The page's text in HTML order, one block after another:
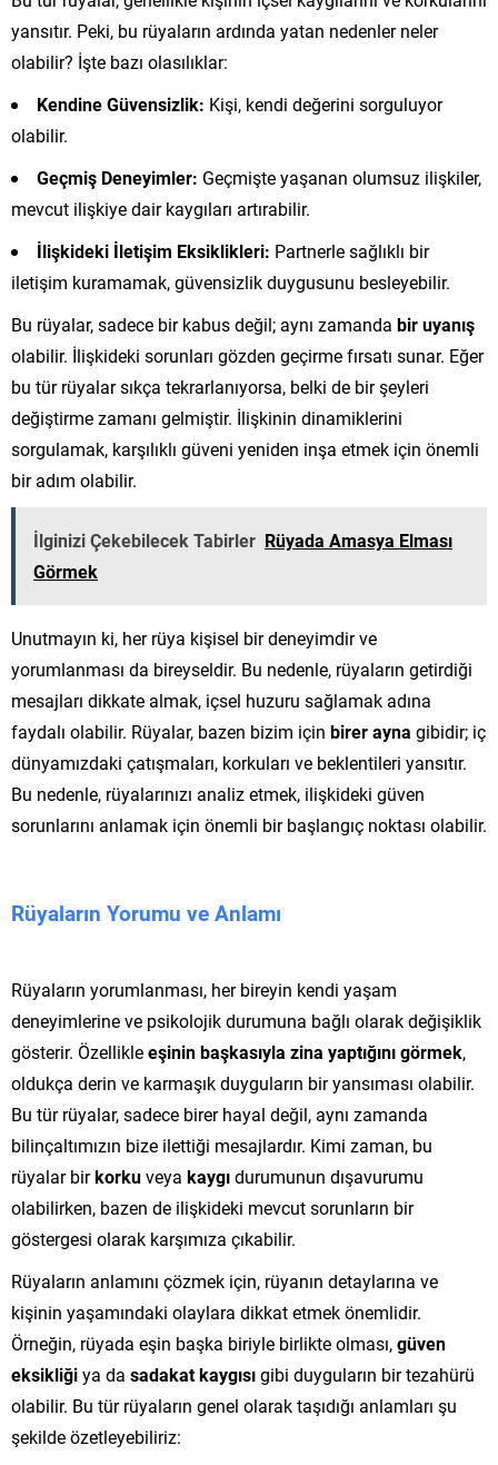
yansıtır. Peki, bu rüyaların ardında yatan nedenler neler
olabilir? İşte bazı olasılıklar:
Kendine Güvensizlik: Kişi, kendi değerini sorguluyor
olabilir.
Geçmiş Deneyimler: Geçmişte yaşanan olumsuz ilişkiler,
mevcut ilişkiye dair kaygıları artırabilir.
İlişkideki İletişim Eksiklikleri: Partnerle sağlıklı bir
iletişim kuramamak, güvensizlik duygusunu besleyebilir.
Bu rüyalar, sadece bir kabus değil; aynı zamanda bir uyanış
olabilir. İlişkideki sorunları gözden geçirme fırsatı sunar. Eğer
bu tür rüyalar sıkça tekrarlanıyorsa, belki de bir şeyleri
değiştirme zamanı gelmiştir. İlişkinin dinamiklerini
sorgulamak, karşılıklı güveni yeniden inşa etmek için önemli
bir adım olabilir.
İlginizi Çekebilecek Tabirler Rüyada Amasya Elması
Görmek
Unutmayın ki, her rüya kişisel bir deneyimdir ve
yorumlanması da bireyseldir. Bu nedenle, rüyaların getirdiği
mesajları dikkate almak, içsel huzuru sağlamak adına
faydalı olabilir. Rüyalar, bazen bizim için birer ayna gibidir; iç
dünyamızdaki çatışmaları, korkuları ve beklentileri yansıtır.
Bu nedenle, rüyalarınızı analiz etmek, ilişkideki güven
sorunlarını anlamak için önemli bir başlangıç noktası olabilir.
Rüyaların Yorumu ve Anlamı
Rüyaların yorumlanması, her bireyin kendi yaşam
deneyimlerine ve psikolojik durumuna bağlı olarak değişiklik
gösterir. Özellikleeşinin başkasıyla zina yaptığını görmek,
oldukça derin ve karmaşık duyguların bir yansıması olabilir.
Bu tür rüyalar, sadece birer hayal değil, aynı zamanda
bilinçaltımızın bize ilettiği mesajlardır. Kimi zaman, bu
rüyalar birkorkuveya kaygıdurumunun dışavurumu
olabilirken, bazen de ilişkideki mevcut sorunların bir
göstergesi olarak karşımıza çıkabilir.
Rüyaların anlamını çözmek için, rüyanın detaylarına ve
kişinin yaşamındaki olaylara dikkat etmek önemlidir.
Örneğin, rüyada eşin başka biriyle birlikte olması,güven
eksikliğiya da sadakat kaygısıgibi duyguların bir tezahürü
olabilir. Bu tür rüyaların genel olarak taşıdığı anlamları şu
şekilde özetleyebiliriz: